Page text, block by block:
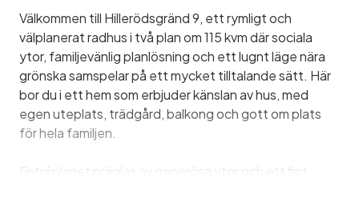
Välkommen till Hillerödsgränd 9, ett rymligt och
välplanerat radhus i två plan om 115 kvm där sociala
ytor, familjevänlig planlösning och ett lugnt läge nära
grönska samspelar på ett mycket tilltalande sätt. Här
bor du i ett hem som erbjuder känslan av hus, med
egen uteplats, trädgård, balkong och gott om plats
för hela familjen.
Entréplanet präglas av generösa ytor och ett fint